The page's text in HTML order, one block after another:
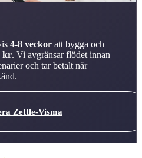
4-8 veckor att bygga och
kr. Vi avgränsar flödet innan
och tar betalt när
Zettle-Visma